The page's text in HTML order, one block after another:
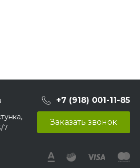
+7 (918) 001-11-85
7
Заказать звонок